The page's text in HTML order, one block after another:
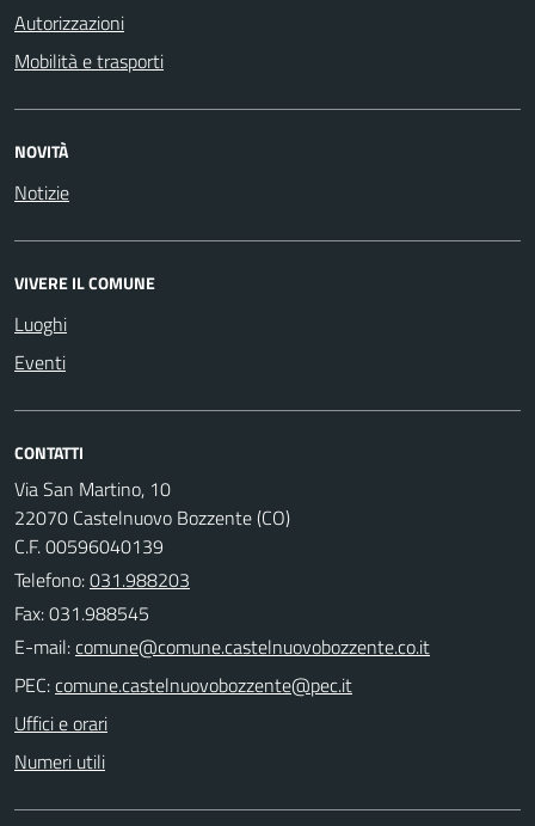
Autorizzazioni
Mobilità e trasporti
NOVITÀ
Notizie
VIVERE IL COMUNE
Luoghi
Eventi
CONTATTI
Via San Martino, 10
22070 Castelnuovo Bozzente (CO)
C.F. 00596040139
Telefono:031.988203
Fax: 031.988545
E-mail:
PEC:
Uffici e orari
Numeri utili